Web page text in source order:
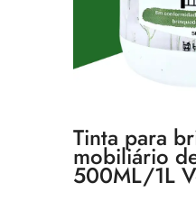
Tinta para
mobiliário
500ML/1L